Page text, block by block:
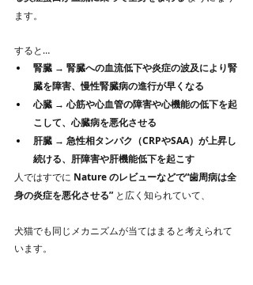
ます。
すると…
腎臓 → 腎臓への血流低下や炎症の波及により腎
臓を障害、慢性腎臓病の進行が早くなる
心臓 → 心筋や心血管の障害や心機能の低下を起
こして、心臓病を悪化させる
肝臓 → 急性相タンパク（CRPやSAA）が上昇し
続ける、肝障害や肝機能低下を起こす
人ではすでに Nature のレビューなどで“歯周病は全
身の炎症を悪化させる” と広く知られていて、
犬猫でも同じメカニズムが当てはまると考えられて
います。